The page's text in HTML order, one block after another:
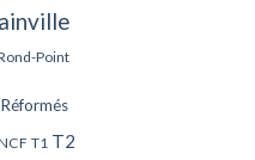
Point
Réformés
T1 T2